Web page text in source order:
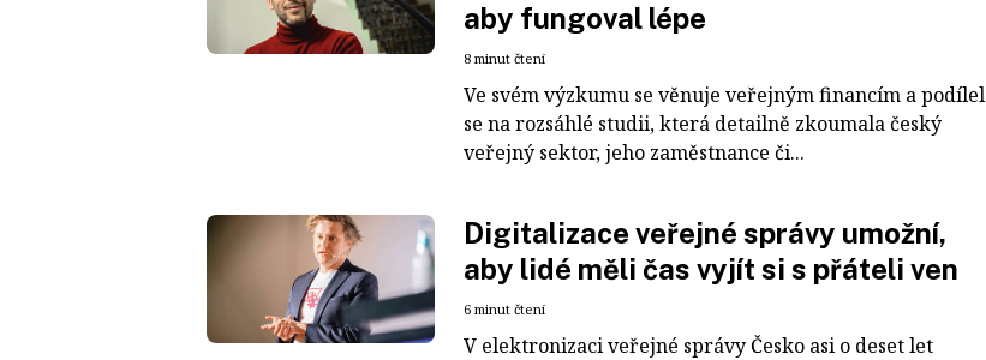
aby fungoval lépe
8 minut čtení
Ve svém výzkumu se věnuje veřejným financím a podílel
se na rozsáhlé studii, která detailně zkoumala český
veřejný sektor, jeho zaměstnance či...
Digitalizace veřejné správy umožní,
aby lidé měli čas vyjít si s přáteli ven
6 minut čtení
V elektronizaci veřejné správy Česko asi o deset let